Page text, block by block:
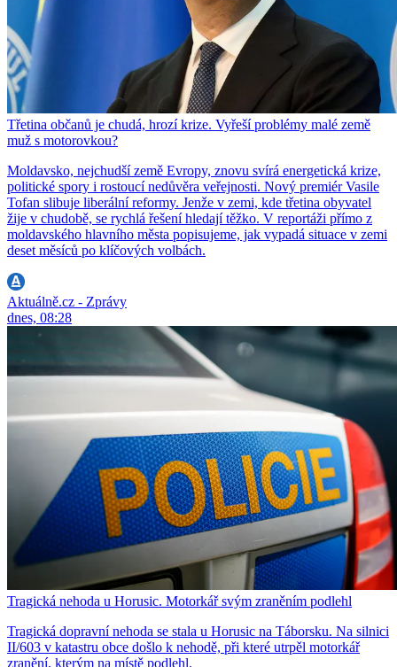
Třetina občanů je chudá, hrozí krize. Vyřeší problémy malé země
muž s motorovkou?
Moldavsko, nejchudší země Evropy, znovu svírá energetická krize,
politické spory i rostoucí nedůvěra veřejnosti. Nový premiér Vasile
Tofan slibuje liberální reformy. Jenže v zemi, kde třetina obyvatel
žije v chudobě, se rychlá řešení hledají těžko. V reportáži přímo z
moldavského hlavního města popisujeme, jak vypadá situace v zemi
deset měsíců po klíčových volbách.
Aktuálně.cz - Zprávy
dnes, 08:28
Tragická nehoda u Horusic. Motorkář svým zraněním podlehl
Tragická dopravní nehoda se stala u Horusic na Táborsku. Na silnici
II/603 v katastru obce došlo k nehodě, při které utrpěl motorkář
zranění, kterým na místě podlehl.